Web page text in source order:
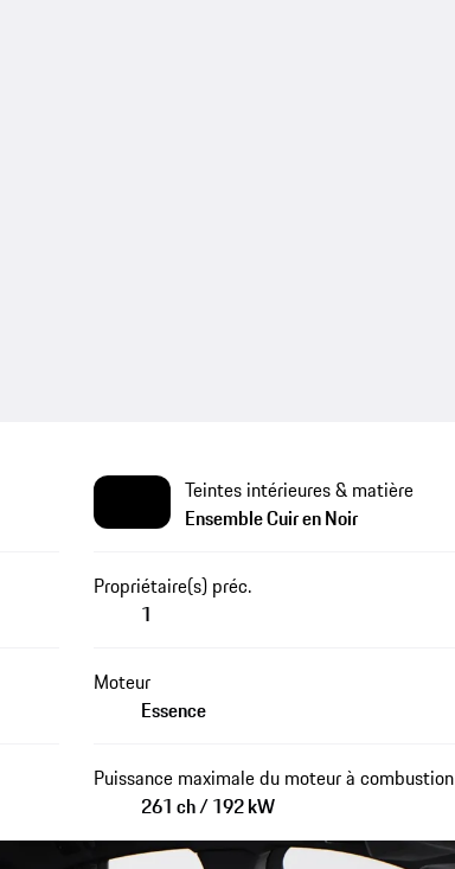
Teintes intérieures & matière
Ensemble Cuir en Noir
Propriétaire(s) préc.
1
Moteur
Essence
Puissance maximale du moteur à combustion
261 ch / 192 kW